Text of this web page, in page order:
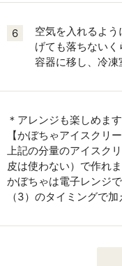
6
空気を入れるよ
げても落ちない
容器に移し、冷凍
＊アレンジも楽しめます
【かぼちゃアイスクリー
上記の分量のアイスク
皮は使わない）で作れま
かぼちゃは電子レンジ
（3）のタイミングで加